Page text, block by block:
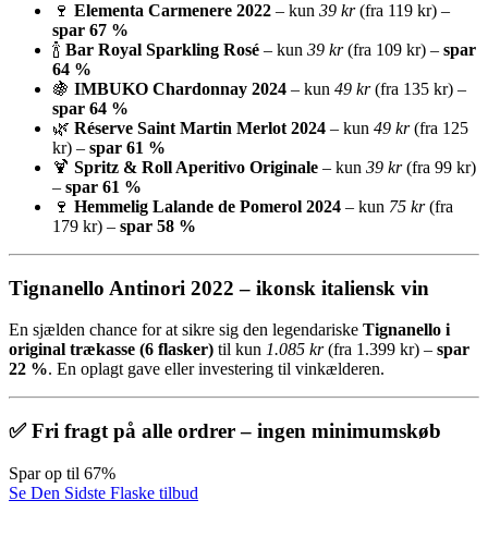
🍷 Elementa Carmenere 2022 – kun 39 kr(fra 119 kr) –
spar 67 %
🍾 Bar Royal Sparkling Rosé – kun 39 kr(fra 109 kr) – spar
64 %
🍇 IMBUKO Chardonnay 2024 – kun 49 kr(fra 135 kr) –
spar 64 %
🌿 Réserve Saint Martin Merlot 2024 – kun 49 kr(fra 125
kr) – spar 61 %
🍹 Spritz & Roll Aperitivo Originale – kun 39 kr(fra 99 kr)
– spar 61 %
🍷 Hemmelig Lalande de Pomerol 2024 – kun 75 kr(fra
179 kr) – spar 58 %
Tignanello Antinori 2022 – ikonsk italiensk vin
En sjælden chance for at sikre sig den legendariske Tignanello i
original trækasse (6 flasker) til kun 1.085 kr(fra 1.399 kr) – spar
22 %. En oplagt gave eller investering til vinkælderen.
✅ Fri fragt på alle ordrer – ingen minimumskøb
Spar op til 67%
Se Den Sidste Flaske tilbud